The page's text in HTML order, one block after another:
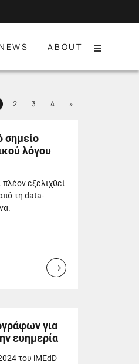
NEWS ABOUT
Menu
Page
2 Page
3 Page
4 »Next
σημείο
λόγου
εξελιχθεί
τη data-
Read
για
ευημερία
του iMEdD